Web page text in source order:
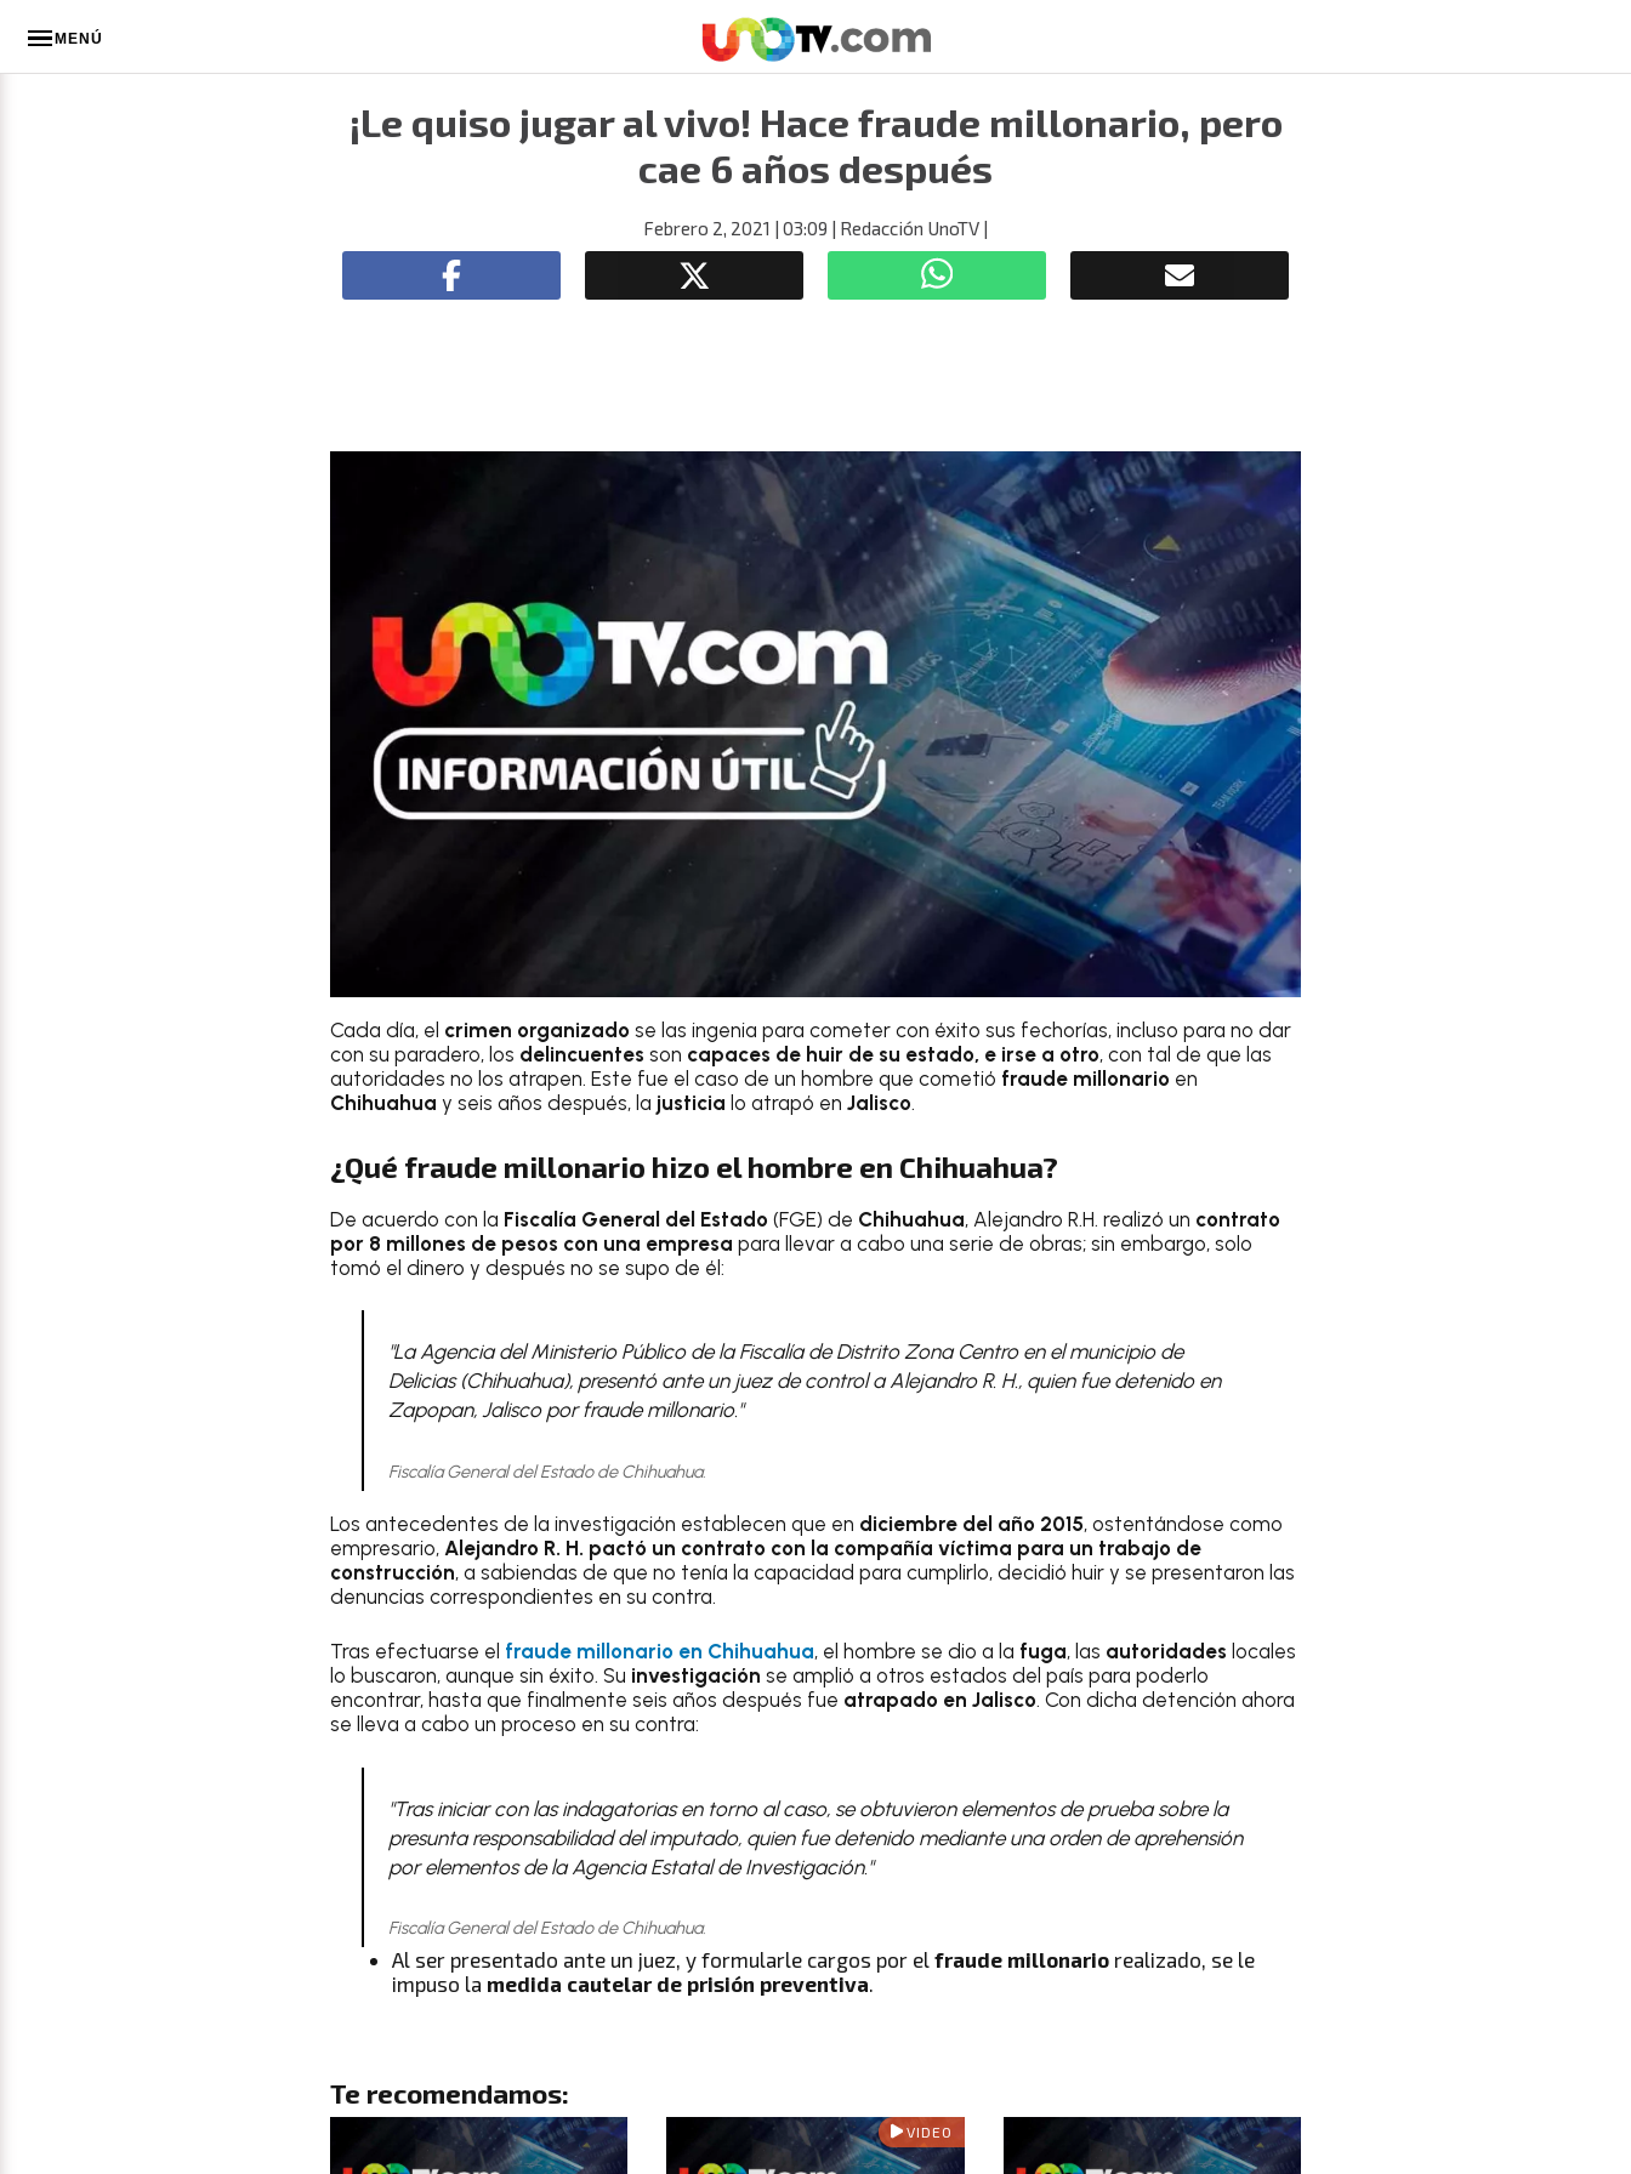
MENÚ
¡Le quiso jugar al vivo! Hace fraude millonario, pero
cae 6 años después
Febrero 2, 2021 | 03:09 | Redacción UnoTV |
Cada día, el crimen organizado se las ingenia para cometer con éxito sus fechorías, incluso para no dar
con su paradero, los delincuentes son capaces de huir de su estado, e irse a otro, con tal de que las
autoridades no los atrapen. Este fue el caso de un hombre que cometió fraude millonario en
Chihuahua y seis años después, la justicia lo atrapó en Jalisco.
¿Qué fraude millonario hizo el hombre en Chihuahua?
De acuerdo con la Fiscalía General del Estado (FGE) de Chihuahua, Alejandro R.H. realizó un contrato
por 8 millones de pesos con una empresa para llevar a cabo una serie de obras; sin embargo, solo
tomó el dinero y después no se supo de él:
"La Agencia del Ministerio Público de la Fiscalía de Distrito Zona Centro en el municipio de
Delicias (Chihuahua), presentó ante un juez de control a Alejandro R. H., quien fue detenido en
Zapopan, Jalisco por fraude millonario."
Fiscalía General del Estado de Chihuahua.
Los antecedentes de la investigación establecen que en diciembre del año 2015, ostentándose como
empresario, Alejandro R. H. pactó un contrato con la compañía víctima para un trabajo de
construcción, a sabiendas de que no tenía la capacidad para cumplirlo, decidió huir y se presentaron las
denuncias correspondientes en su contra.
Tras efectuarse el fraude millonario en Chihuahua, el hombre se dio a la fuga, las autoridades locales
lo buscaron, aunque sin éxito. Su investigación se amplió a otros estados del país para poderlo
encontrar, hasta que finalmente seis años después fue atrapado en Jalisco. Con dicha detención ahora
se lleva a cabo un proceso en su contra:
"Tras iniciar con las indagatorias en torno al caso, se obtuvieron elementos de prueba sobre la
presunta responsabilidad del imputado, quien fue detenido mediante una orden de aprehensión
por elementos de la Agencia Estatal de Investigación."
Fiscalía General del Estado de Chihuahua.
Al ser presentado ante un juez, y formularle cargos por el fraude millonario realizado, se le
impuso la medida cautelar de prisión preventiva.
Te recomendamos:
VIDEO